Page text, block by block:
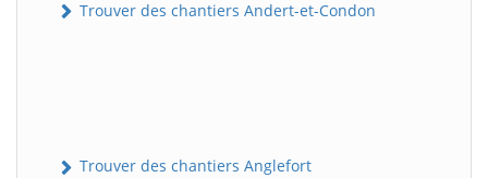
Trouver des chantiers Andert-et-Condon
Trouver des chantiers Anglefort